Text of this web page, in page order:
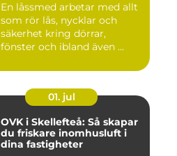
En låssmed arbetar med allt
som rör lås, nycklar och
säkerhet kring dörrar,
fönster och ibland även ...
01. jul
OVK i Skellefteå: Så skapar
du friskare inomhusluft i
dina fastigheter